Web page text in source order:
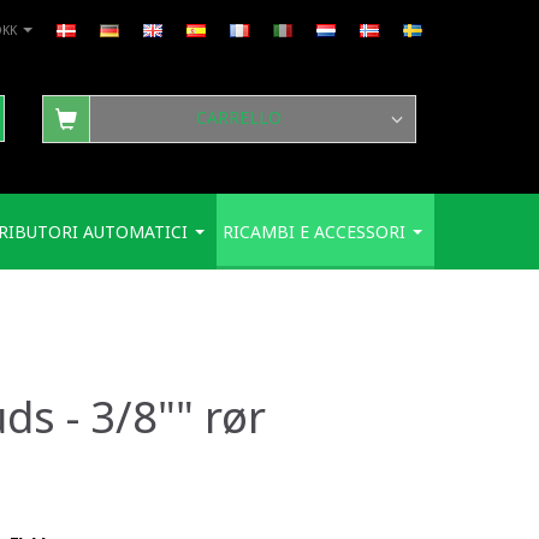
CARRELLO
AUTOMATICI RICAMBI E ACCESSORI
- 3/8"" rør